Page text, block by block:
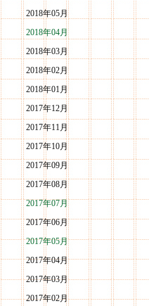
2018年05月
2018年04月
2018年03月
2018年02月
2018年01月
2017年12月
2017年11月
2017年10月
2017年09月
2017年08月
2017年07月
2017年06月
2017年05月
2017年04月
2017年03月
2017年02月